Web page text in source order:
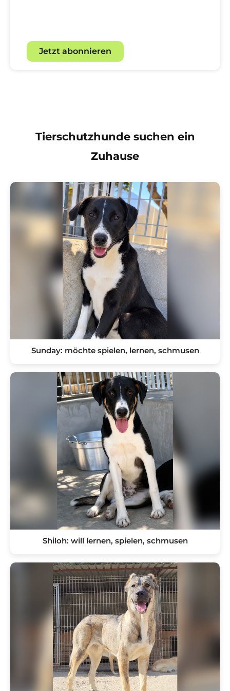
Jetzt abonnieren
Tierschutzhunde suchen ein
Zuhause
Sunday: möchte spielen, lernen, schmusen
Shiloh: will lernen, spielen, schmusen